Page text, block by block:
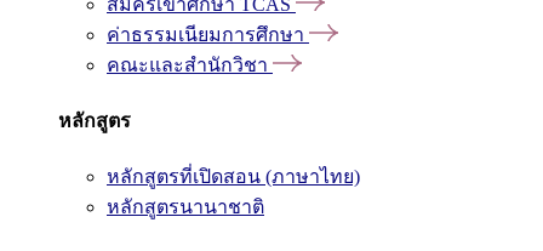
สมัครเข้าศึกษา TCAS
ค่าธรรมเนียมการศึกษา
คณะและสำนักวิชา
หลักสูตร
หลักสูตรที่เปิดสอน (ภาษาไทย)
หลักสูตรนานาชาติ